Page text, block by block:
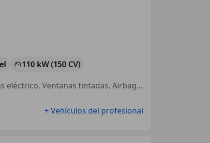
110 kW (150 CV)
4WD, Volante multifunción, Faros antiniebla, Sensor de lluvia, Elevalunas eléctrico, Ventanas tintadas, Airbag trasero
+ Vehículos del profesional